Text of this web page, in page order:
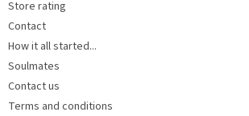
Store rating
Contact
How it all started...
Soulmates
Contact us
Terms and conditions